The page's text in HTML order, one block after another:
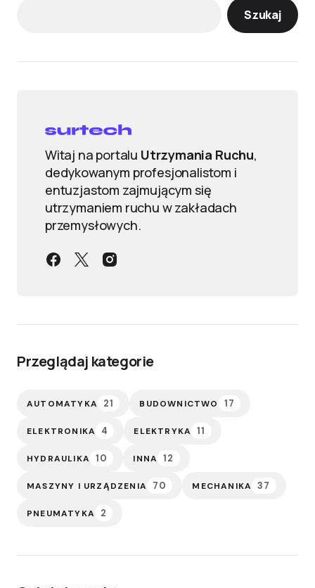
Szukaj
Witaj na portalu Utrzymania Ruchu,
dedykowanym profesjonalistom i
entuzjastom zajmującym się
utrzymaniem ruchu w zakładach
przemysłowych.
Przeglądaj kategorie
AUTOMATYKA 21 BUDOWNICTWO 17
ELEKTRONIKA 4 ELEKTRYKA 11
HYDRAULIKA 10 INNA 12
MASZYNY I URZĄDZENIA 70 MECHANIKA 37
PNEUMATYKA 2